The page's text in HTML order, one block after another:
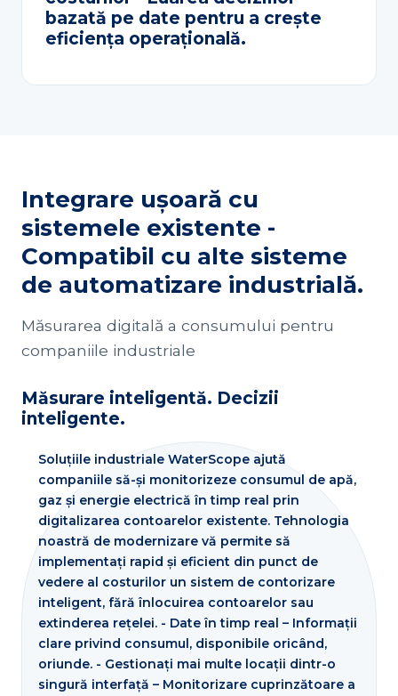
bazată pe date pentru a crește
eficiența operațională.
Integrare ușoară cu
sistemele existente -
Compatibil cu alte sisteme
de automatizare industrială.
Măsurarea digitală a consumului pentru
companiile industriale
Măsurare inteligentă. Decizii
inteligente.
Soluțiile industriale WaterScope ajută
companiile să-și monitorizeze consumul de apă,
gaz și energie electrică în timp real prin
digitalizarea contoarelor existente. Tehnologia
noastră de modernizare vă permite să
implementați rapid și eficient din punct de
vedere al costurilor un sistem de contorizare
inteligent, fără înlocuirea contoarelor sau
extinderea rețelei. - Date în timp real – Informații
clare privind consumul, disponibile oricând,
oriunde. - Gestionați mai multe locații dintr-o
singură interfață – Monitorizare cuprinzătoare a